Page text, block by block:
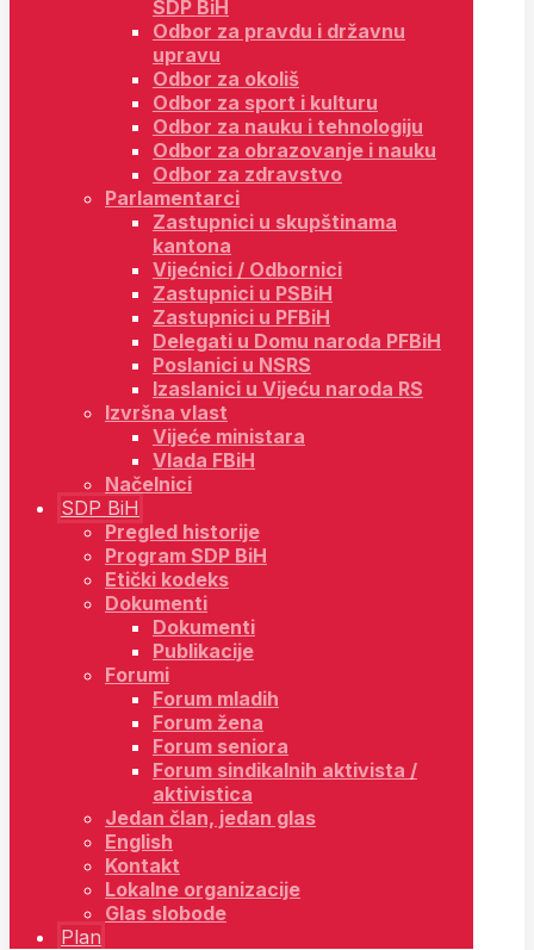
SDP BiH
Odbor za pravdu i državnu
upravu
Odbor za okoliš
Odbor za sport i kulturu
Odbor za nauku i tehnologiju
Odbor za obrazovanje i nauku
Odbor za zdravstvo
Parlamentarci
Zastupnici u skupštinama
kantona
Vijećnici / Odbornici
Zastupnici u PSBiH
Zastupnici u PFBiH
Delegati u Domu naroda PFBiH
Poslanici u NSRS
Izaslanici u Vijeću naroda RS
Izvršna vlast
Vijeće ministara
Vlada FBiH
Načelnici
SDP BiH
Pregled historije
Program SDP BiH
Etički kodeks
Dokumenti
Dokumenti
Publikacije
Forumi
Forum mladih
Forum žena
Forum seniora
Forum sindikalnih aktivista /
aktivistica
Jedan član, jedan glas
English
Kontakt
Lokalne organizacije
Glas slobode
Plan